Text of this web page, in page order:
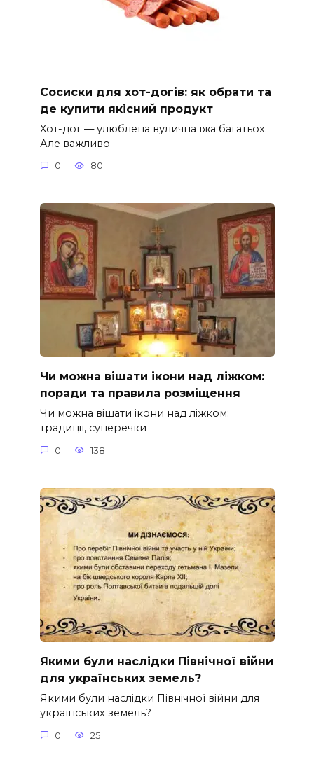
Сосиски для хот-догів: як обрати та
де купити якісний продукт
Хот-дог — улюблена вулична їжа багатьох.
Але важливо
0 80
Чи можна вішати ікони над ліжком:
поради та правила розміщення
Чи можна вішати ікони над ліжком:
традиції, суперечки
0 138
Якими були наслідки Північної війни
для українських земель?
Якими були наслідки Північної війни для
українських земель?
0 25